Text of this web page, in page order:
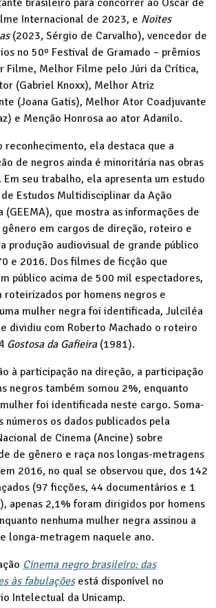
brasileiro para concorrer ao Oscar de
Internacional de 2023, e Noites
(2023, Sérgio de Carvalho), vencedor de
no 50º Festival de Gramado – prêmios
Filme, Melhor Filme pelo Júri da Crítica,
(Gabriel Knoxx), Melhor Atriz
(Joana Gatis), Melhor Ator Coadjuvante
e Menção Honrosa ao ator Adanilo.
reconhecimento, ela destaca que a
de negros ainda é minoritária nas obras
Em seu trabalho, ela apresenta um estudo
Estudos Multidisciplinar da Ação
(GEEMA), que mostra as informações de
em cargos de direção, roteiro e
produção audiovisual de grande público
e 2016. Dos filmes de ficção que
público acima de 500 mil espectadores,
roteirizados por homens negros e
mulher negra foi identificada, Julciléa
dividiu com Roberto Machado o roteiro
Gostosa da Gafieira(1981).
à participação na direção, a participação
negros também somou 2%, enquanto
foi identificada neste cargo. Soma-
números os dados publicados pela
de Cinema (Ancine) sobre
de gênero e raça nos longas-metragens
2016, no qual se observou que, dos 142
(97 ficções, 44 documentários e 1
apenas 2,1% foram dirigidos por homens
nenhuma mulher negra assinou a
longa-metragem naquele ano.
Cinema negro brasileiro: das
às fabulações está disponível no
Intelectual da Unicamp.